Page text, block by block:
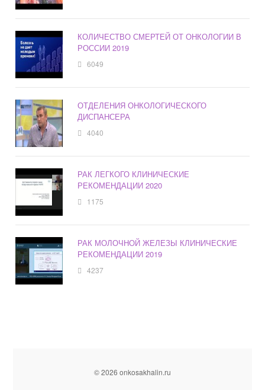
КОЛИЧЕСТВО СМЕРТЕЙ ОТ ОНКОЛОГИИ В
РОССИИ 2019
6049
ОТДЕЛЕНИЯ ОНКОЛОГИЧЕСКОГО
ДИСПАНСЕРА
4040
РАК ЛЕГКОГО КЛИНИЧЕСКИЕ
РЕКОМЕНДАЦИИ 2020
1175
РАК МОЛОЧНОЙ ЖЕЛЕЗЫ КЛИНИЧЕСКИЕ
РЕКОМЕНДАЦИИ 2019
4237
© 2026 onkosakhalin.ru